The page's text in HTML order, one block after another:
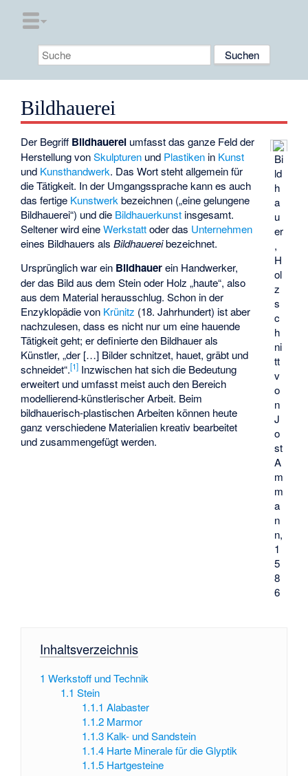
Bildhauerei
Bi
ld
h
a
u
er
,
H
ol
z
s
c
h
ni
tt
v
o
n
J
o
st
A
m
m
a
n
n,
1
5
8
6
Der Begriff Bildhauerei umfasst das ganze Feld der
Herstellung vonSkulpturen und Plastiken in Kunst
und Kunsthandwerk. Das Wort steht allgemein für
die Tätigkeit. In der Umgangssprache kann es auch
das fertige Kunstwerkbezeichnen („eine gelungene
Bildhauerei“) und die Bildhauerkunst insgesamt.
Seltener wird eineWerkstattoder das Unternehmen
eines Bildhauers alsBildhauereibezeichnet.
Ursprünglich war ein Bildhauerein Handwerker,
der das Bild aus dem Stein oder Holz „haute“, also
aus dem Material herausschlug. Schon in der
Enzyklopädie von Krünitz (18. Jahrhundert) ist aber
nachzulesen, dass es nicht nur um eine hauende
Tätigkeit geht; er definierte den Bildhauer als
Künstler, „der […] Bilder schnitzet, hauet, gräbt und
schneidet“.[1] Inzwischen hat sich die Bedeutung
erweitert und umfasst meist auch den Bereich
modellierend-künstlerischer Arbeit. Beim
bildhauerisch-plastischen Arbeiten können heute
ganz verschiedene Materialien kreativ bearbeitet
und zusammengefügt werden.
Inhaltsverzeichnis
1 Werkstoff und Technik
1.1 Stein
1.1.1 Alabaster
1.1.2 Marmor
1.1.3 Kalk- und Sandstein
1.1.4 Harte Minerale für die Glyptik
1.1.5 Hartgesteine